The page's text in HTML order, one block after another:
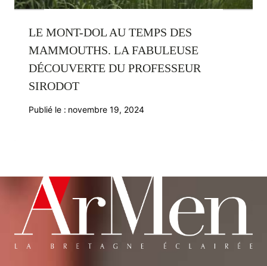
LE MONT-DOL AU TEMPS DES
MAMMOUTHS. LA FABULEUSE
DÉCOUVERTE DU PROFESSEUR
SIRODOT
Publié le : novembre 19, 2024